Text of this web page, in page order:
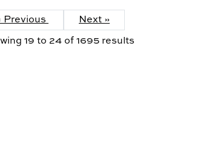
Previous Next »
19 to 24 of 1695 results